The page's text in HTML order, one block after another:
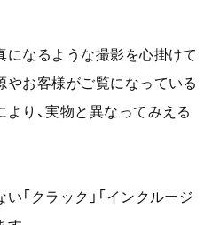
なるような撮影を心掛けて
やお客様がご覧になっている
り、実物と異なってみえる
「クラック」「インクルージ